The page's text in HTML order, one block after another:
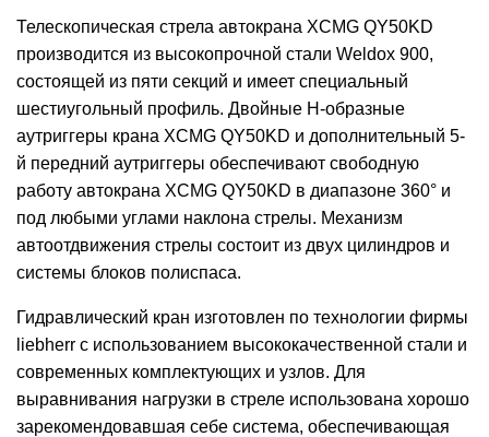
Телескопическая стрела автокрана XCMG QY50KD
производится из высокопрочной стали Weldox 900,
состоящей из пяти секций и имеет специальный
шестиугольный профиль. Двойные Н-образные
аутриггеры крана XCMG QY50KD и дополнительный 5-
й передний аутриггеры обеспечивают свободную
работу автокрана XCMG QY50KD в диапазоне 360° и
под любыми углами наклона стрелы. Механизм
автоотдвижения стрелы состоит из двух цилиндров и
системы блоков полиспаса.
Гидравлический кран изготовлен по технологии фирмы
liebherr с использованием высококачественной стали и
современных комплектующих и узлов. Для
выравнивания нагрузки в стреле использована хорошо
зарекомендовавшая себе система, обеспечивающая